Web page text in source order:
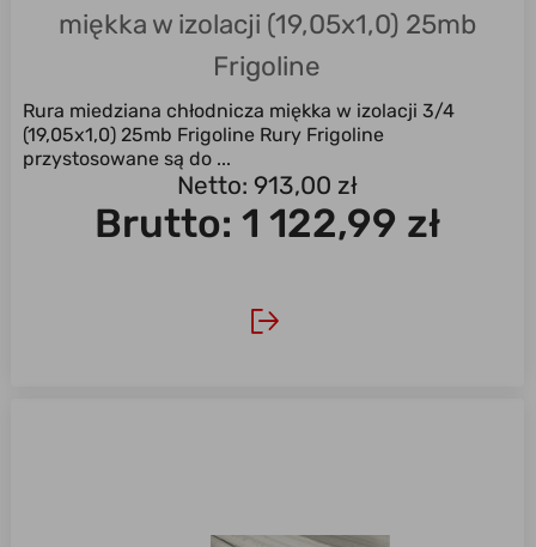
miękka w izolacji (19,05x1,0) 25mb
Frigoline
Rura miedziana chłodnicza miękka w izolacji 3/4
(19,05x1,0) 25mb Frigoline Rury Frigoline
przystosowane są do ...
Netto: 913,00 zł
Brutto: 1 122,99 zł